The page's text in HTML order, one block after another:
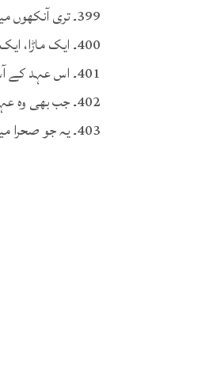
399۔ تری آنکھوں میں عیّاری بہت ہے
400۔ ایک ماڑا، ایک تگڑا چوک میں
401۔ اس عہد کے آسیب کو کرسی کی پڑی تھی
402۔ جب بھی وہ عہد کا حسیں بولے
403۔ یہ جو صحرا میں گل کِھلے ہیں میاں